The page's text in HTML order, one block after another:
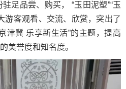
足品尝、购买， “玉田泥塑”“玉
游客观看、交流、欣赏，突出了
津冀 乐享新生活”的主题，提高
美誉度和知名度。